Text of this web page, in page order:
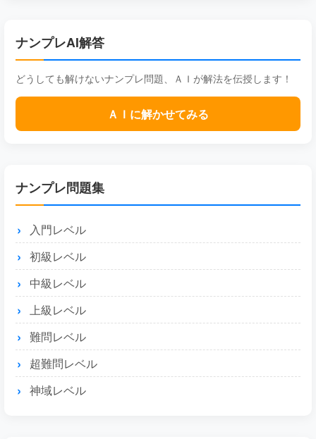
ナンプレAI解答
どうしても解けないナンプレ問題、ＡＩが解法を伝授します！
ＡＩに解かせてみる
ナンプレ問題集
入門レベル
初級レベル
中級レベル
上級レベル
難問レベル
超難問レベル
神域レベル